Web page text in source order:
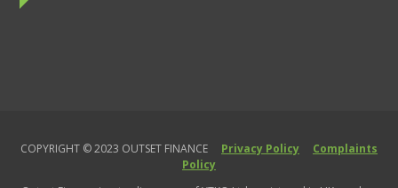
COPYRIGHT © 2023 OUTSET FINANCE Privacy Policy
Complaints
Policy